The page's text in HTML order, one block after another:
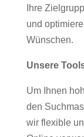
Ihre
und
Wünschen.
Unsere
Um Ihnen
den
wir flexible